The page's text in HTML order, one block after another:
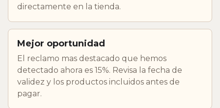
directamente en la tienda.
Mejor oportunidad
El reclamo mas destacado que hemos
detectado ahora es 15%. Revisa la fecha de
validez y los productos incluidos antes de
pagar.